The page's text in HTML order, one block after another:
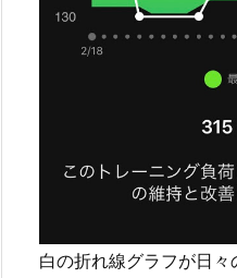
白の折れ線グラフが日々